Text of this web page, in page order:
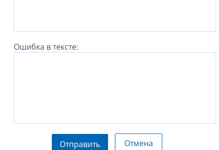
Ошибка в тексте:
Отправить Отмена